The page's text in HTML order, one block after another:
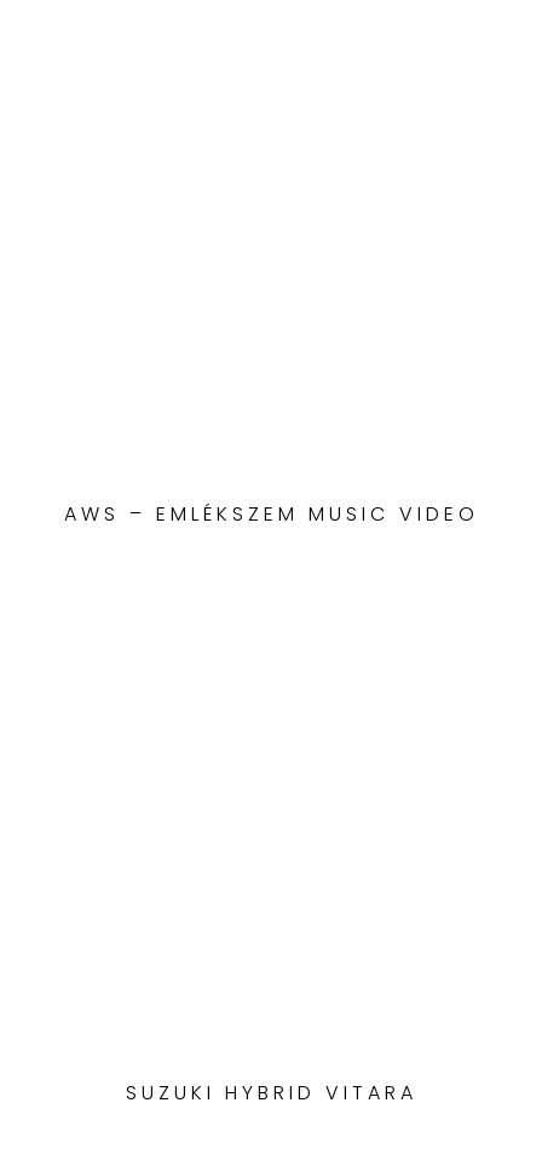
AWS – EMLÉKSZEM MUSIC VIDEO
SUZUKI HYBRID VITARA